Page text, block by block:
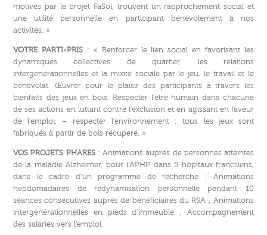
motivés par le projet FaSol, trouvent un rapprochement social et
une utilité personnelle en participant bénévolement à nos
activités. »
VOTRE PARTI-PRIS: « Renforcer le lien social en favorisant les
dynamiques collectives de quartier, les relations
intergénérationnelles et la mixité sociale par le jeu, le travail et le
bénévolat. Œuvrer pour le plaisir des participants à travers les
bienfaits des jeux en bois. Respecter l’être humain dans chacune
de ses actions en luttant contre l’exclusion et en agissant en faveur
de l’emploi. – respecter l’environnement : tous les jeux sont
fabriqués à partir de bois récupéré. »
VOS PROJETS PHARES: Animations auprès de personnes atteintes
de la maladie Alzheimer, pour l’APHP dans 5 hôpitaux franciliens,
dans le cadre d’un programme de recherche ; Animations
hebdomadaires de redynamisation personnelle pendant 10
séances consécutives auprès de bénéficiaires du RSA ; Animations
intergénérationnelles en pieds d’immeuble ; Accompagnement
des salariés vers l’emploi.